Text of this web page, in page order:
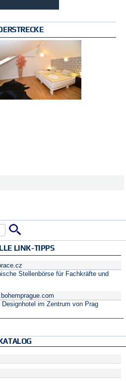
LINK-TIPPS
Stellenbörse für Fachkräfte und
im Zentrum von Prag